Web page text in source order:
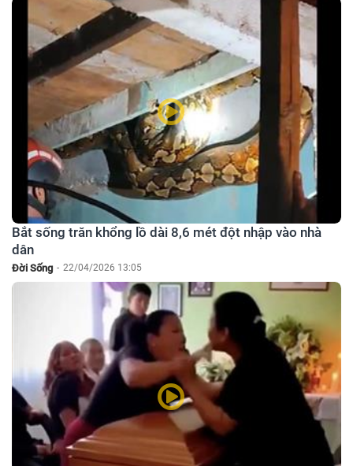
Bắt sống trăn khổng lồ dài 8,6 mét đột nhập vào nhà
dân
Đời Sống - 22/04/2026 13:05